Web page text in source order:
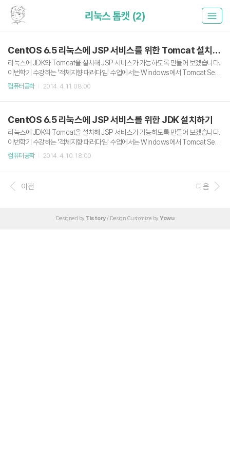
리눅스 톰캣 (2)
CentOS 6.5 리눅스에 JSP 서비스를 위한 Tomcat 설치하기
리눅스에 JDK와 Tomcat을 설치해 JSP 서비스가 가능하도록 만들어 보겠습니다.
이번학기 수강하는 '객체지향 패러다임' 수업에서는 Windows에서 Tomcat Serv
er를 구동해서 실습하지만 저는 리눅스를 좋아하니깐? 리눅스에 설치하겠습니다.
ot 계정으로 진행되며 사전에 JDK가 설치되어 있어야 합니다. JDK 설치에 대해서
는 이전 포스팅을 참고하시길. 2014/04/10 - CentOS 6.5 리눅스에 JSP..
컴퓨터공학 2014. 4. 11. 08:00
CentOS 6.5 리눅스에 JSP 서비스를 위한 JDK 설치하기
리눅스에 JDK와 Tomcat을 설치해 JSP 서비스가 가능하도록 만들어 보겠습니다.
이번학기 수강하는 '객체지향 패러다임' 수업에서는 Windows에서 Tomcat Serv
er를 구동해서 실습하지만 저는 리눅스를 좋아하니깐? 리눅스에 설치하겠습니다.
니다. JDK 다운로드 & 설치 이번 포스팅에서는 우선 JDK만 설치하며, Tomcat은 J
DK의 설치 후 진행됩니다. 계정은 기본적으로 슈퍼유저의 권한을 가진 root 계정으
컴퓨터공학 2014. 4. 10. 18:00
이전 다음
Designed by Tistory/ Design Customize by Yowu